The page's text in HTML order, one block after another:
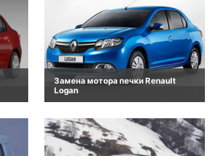
Замена мотора печки Renault
Logan